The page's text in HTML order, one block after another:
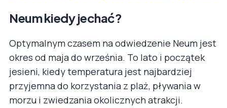
Neum kiedy jechać?
Optymalnym czasem na odwiedzenie Neum jest
okres od maja do września. To lato i początek
jesieni, kiedy temperatura jest najbardziej
przyjemna do korzystania z plaż, pływania w
morzu i zwiedzania okolicznych atrakcji.